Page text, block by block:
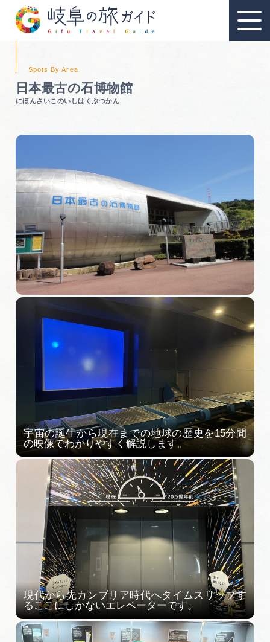
教育旅行のおすすめ
教育旅行スポット
教育旅行モデルコース
資料請求
MICE
MICEにおすすめな施設一覧
コンベンション支援制度
おすすめモデルコース
団体旅行用おすすめモデルコース
データライブラリー
観光データライブラリー
フォトライブラリー
動画ライブラリー
お問い合わせ
日本最古の石博物館
にほんさいこのいしはくぶつかん